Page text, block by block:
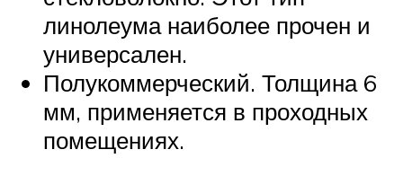
линолеума наиболее прочен и
универсален.
Полукоммерческий. Толщина 6
мм, применяется в проходных
помещениях.